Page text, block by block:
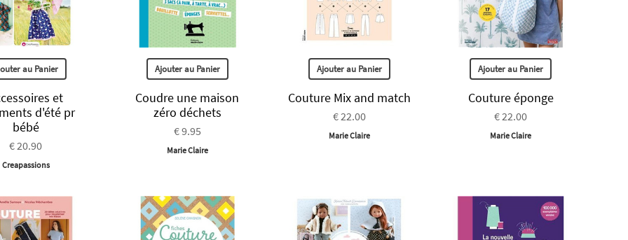
au Panier
et
d'été pr
bébé
€ 20.90
Creapassions
Ajouter au Panier
Coudre une maison
zéro déchets
€ 9.95
Marie Claire
Ajouter au Panier
Couture Mix and match
€ 22.00
Marie Claire
Ajouter au Panier
Couture éponge
€ 22.00
Marie Claire